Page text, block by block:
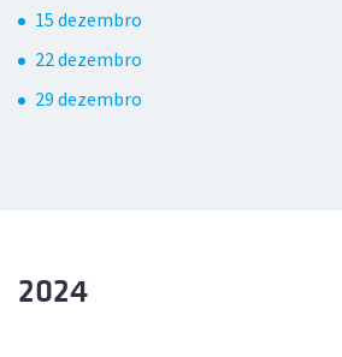
15 dezembro
22 dezembro
29 dezembro
2024